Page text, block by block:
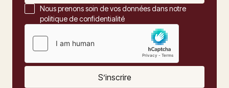
Nous prenons soin de vos données dans notre
politique de confidentialité
S’inscrire